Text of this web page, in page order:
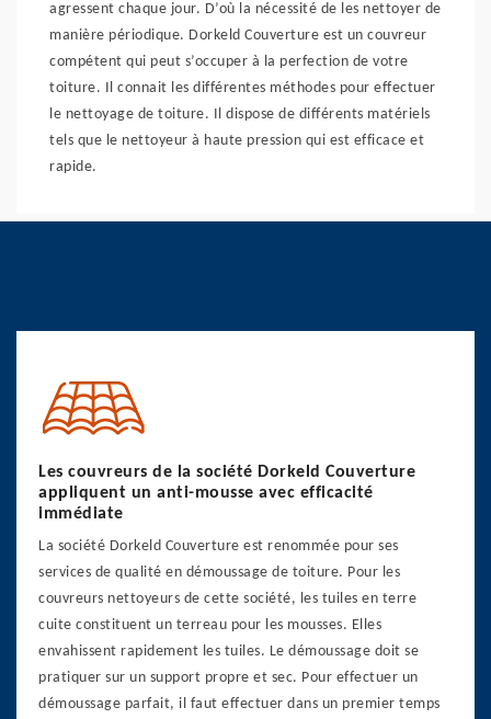
agressent chaque jour. D’où la nécessité de les nettoyer de
manière périodique. Dorkeld Couverture est un couvreur
compétent qui peut s’occuper à la perfection de votre
toiture. Il connait les différentes méthodes pour effectuer
le nettoyage de toiture. Il dispose de différents matériels
tels que le nettoyeur à haute pression qui est efficace et
rapide.
Les couvreurs de la société Dorkeld Couverture
appliquent un anti-mousse avec efficacité
immédiate
La société Dorkeld Couverture est renommée pour ses
services de qualité en démoussage de toiture. Pour les
couvreurs nettoyeurs de cette société, les tuiles en terre
cuite constituent un terreau pour les mousses. Elles
envahissent rapidement les tuiles. Le démoussage doit se
pratiquer sur un support propre et sec. Pour effectuer un
démoussage parfait, il faut effectuer dans un premier temps